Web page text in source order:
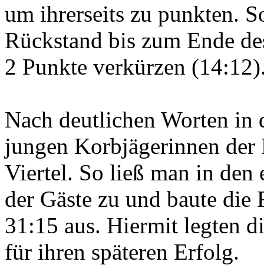
um ihrerseits zu punkten.
Rückstand bis zum Ende
2 Punkte verkürzen
Nach deutlichen Worten in
jungen Korbjägerinnen
Viertel. So ließ man in den
der Gäste zu und baute die
31:15 aus. Hiermit legten
für ihren späteren Erfolg.